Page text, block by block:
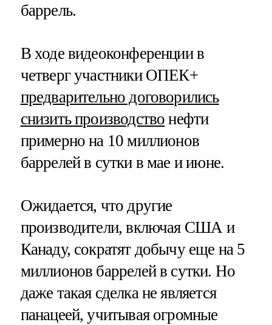
баррель.
В ходе видеоконференции в
четверг участники ОПЕК+
предварительно договорились
снизить производство нефти
примерно на 10 миллионов
баррелей в сутки в мае и июне.
Ожидается, что другие
производители, включая США и
Канаду, сократят добычу еще на 5
миллионов баррелей в сутки. Но
даже такая сделка не является
панацеей, учитывая огромные